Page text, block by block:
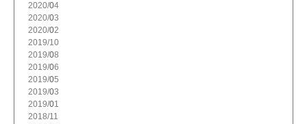
2020/ 4
2020/ 3
2020/ 2
2019/10
2019/ 8
2019/ 6
2019/ 5
2019/ 3
2019/ 1
2018/11